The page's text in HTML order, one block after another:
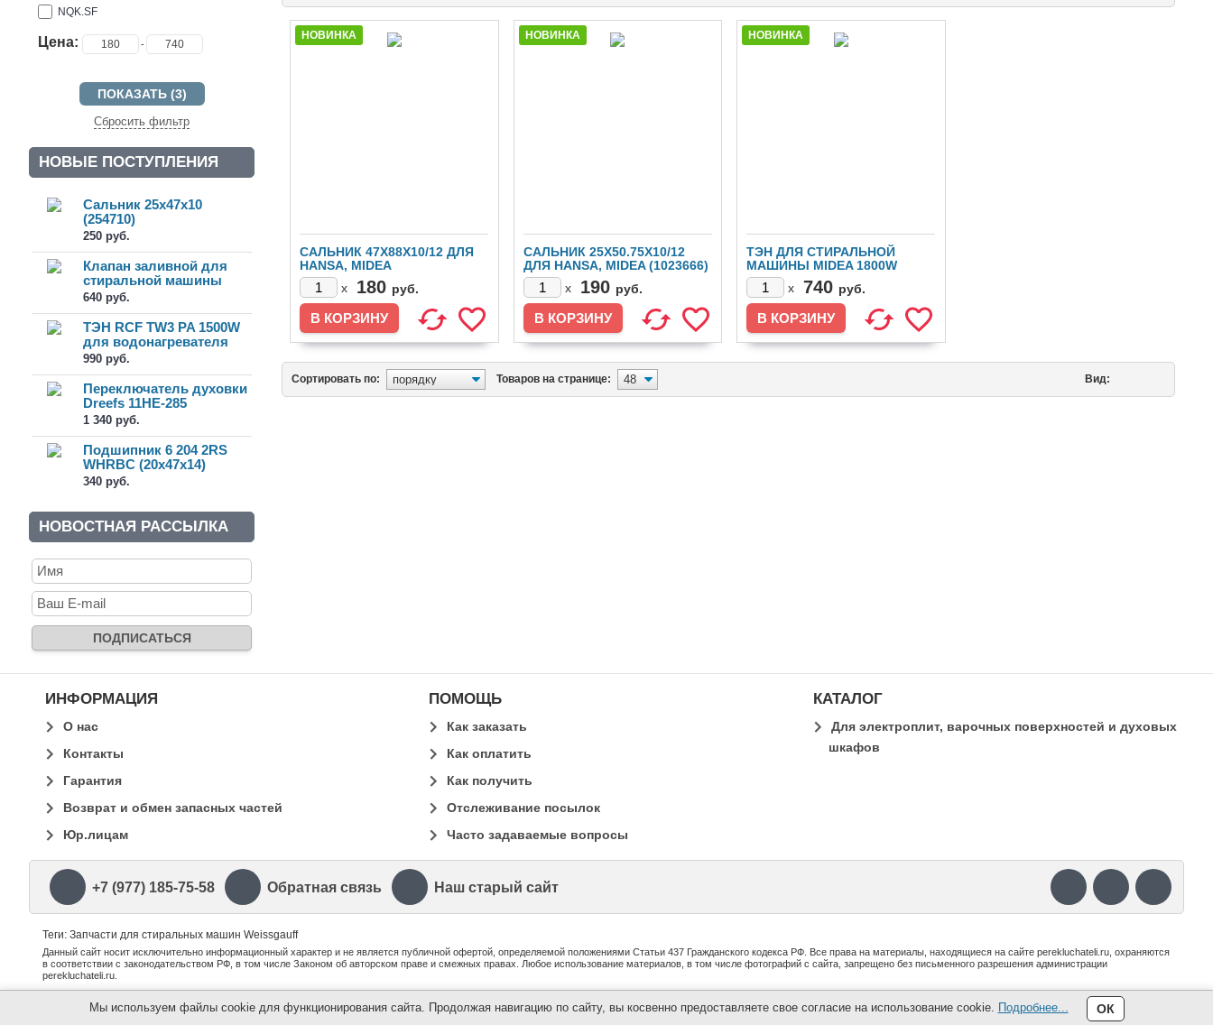
NQK.SF
Цена: -
Сбросить фильтр
НОВЫЕ ПОСТУПЛЕНИЯ
Сальник 25x47x10
(254710)
250 руб.
Клапан заливной для
стиральной машины
1Wx180 (3...
640 руб.
ТЭН RCF TW3 PA 1500W
для водонагревателя
(AP00007)
990 руб.
Переключатель духовки
Dreefs 11HE-285
1 340 руб.
Подшипник 6 204 2RS
WHRBC (20x47x14)
340 руб.
НОВОСТНАЯ РАССЫЛКА
НОВИНКА
САЛЬНИК 47X88X10/12 ДЛЯ
HANSA, MIDEA
(12638100000288)
x 180 руб.
НОВИНКА
САЛЬНИК 25X50.75X10/12
ДЛЯ HANSA, MIDEA (1023666)
x
190 руб.
НОВИНКА
ТЭН ДЛЯ СТИРАЛЬНОЙ
МАШИНЫ MIDEA 1800W
(17438100000426)
x 740 руб.
Сортировать по: Товаров на странице: Вид:
ИНФОРМАЦИЯ
О нас
Контакты
Гарантия
Возврат и обмен запасных частей
Юр.лицам
ПОМОЩЬ
Как заказать
Как оплатить
Как получить
Отслеживание посылок
Часто задаваемые вопросы
КАТАЛОГ
Для электроплит, варочных поверхностей и духовых
шкафов
+7 (977) 185-75-58 Обратная связь Наш старый сайт
Теги: Запчасти для стиральных машин Weissgauff
Данный сайт носит исключительно информационный характер и не является публичной офертой, определяемой положениями Статьи 437 Гражданского кодекса РФ. Все права на материалы, находящиеся на сайте perekluchateli.ru, охраняются
в соответствии с законодательством РФ, в том числе Законом об авторском праве и смежных правах. Любое использование материалов, в том числе фотографий с сайта, запрещено без письменного разрешения администрации
perekluchateli.ru.
perekluchateli.ru Политика конфиденциальности и cookies
Мы используем файлы cookie для функционирования сайта. Продолжая навигацию по сайту, вы косвенно предоставляете свое согласие на использование cookie. Подробнее... ОК